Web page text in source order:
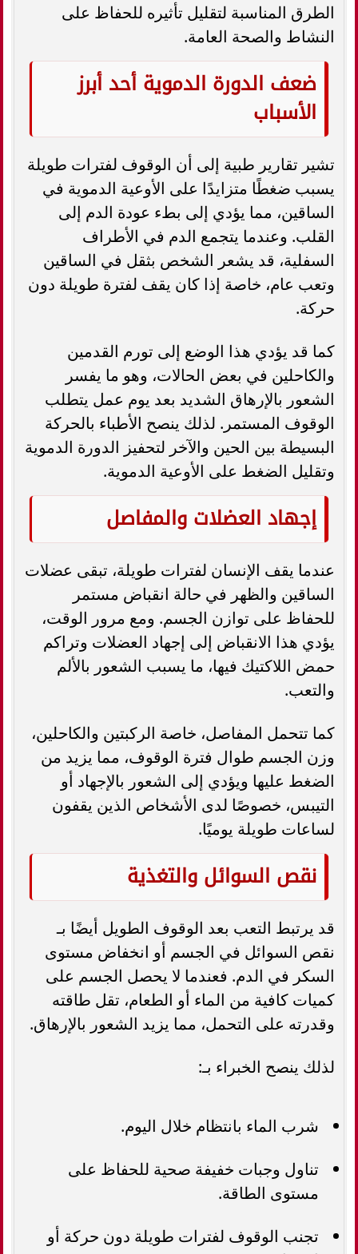
الطرق المناسبة لتقليل تأثيره للحفاظ على
النشاط والصحة العامة.
ضعف الدورة الدموية أحد أبرز
الأسباب
تشير تقارير طبية إلى أن الوقوف لفترات طويلة
يسبب ضغطًا متزايدًا على الأوعية الدموية في
الساقين، مما يؤدي إلى بطء عودة الدم إلى
القلب. وعندما يتجمع الدم في الأطراف
السفلية، قد يشعر الشخص بثقل في الساقين
وتعب عام، خاصة إذا كان يقف لفترة طويلة دون
حركة.
كما قد يؤدي هذا الوضع إلى تورم القدمين
والكاحلين في بعض الحالات، وهو ما يفسر
الشعور بالإرهاق الشديد بعد يوم عمل يتطلب
الوقوف المستمر. لذلك ينصح الأطباء بالحركة
البسيطة بين الحين والآخر لتحفيز الدورة الدموية
وتقليل الضغط على الأوعية الدموية.
إجهاد العضلات والمفاصل
عندما يقف الإنسان لفترات طويلة، تبقى عضلات
الساقين والظهر في حالة انقباض مستمر
للحفاظ على توازن الجسم. ومع مرور الوقت،
يؤدي هذا الانقباض إلى إجهاد العضلات وتراكم
حمض اللاكتيك فيها، ما يسبب الشعور بالألم
والتعب.
كما تتحمل المفاصل، خاصة الركبتين والكاحلين،
وزن الجسم طوال فترة الوقوف، مما يزيد من
الضغط عليها ويؤدي إلى الشعور بالإجهاد أو
التيبس، خصوصًا لدى الأشخاص الذين يقفون
لساعات طويلة يوميًا.
نقص السوائل والتغذية
قد يرتبط التعب بعد الوقوف الطويل أيضًا بـ
نقص السوائل في الجسم أو انخفاض مستوى
السكر في الدم. فعندما لا يحصل الجسم على
كميات كافية من الماء أو الطعام، تقل طاقته
وقدرته على التحمل، مما يزيد الشعور بالإرهاق.
لذلك ينصح الخبراء بـ:
شرب الماء بانتظام خلال اليوم.
تناول وجبات خفيفة صحية للحفاظ على
مستوى الطاقة.
تجنب الوقوف لفترات طويلة دون حركة أو